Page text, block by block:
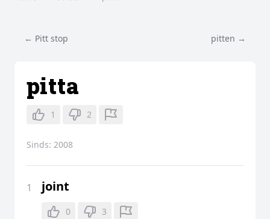
← Pitt stop pitten →
pitta
1 2
Sinds: 2008
1 joint
0 3